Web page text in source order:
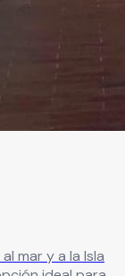
mar y a la Isla